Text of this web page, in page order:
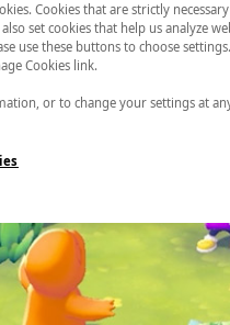
Cookies that are strictly
set cookies that help us analyze
use these buttons to choose
Cookies link.
or to change your settings at